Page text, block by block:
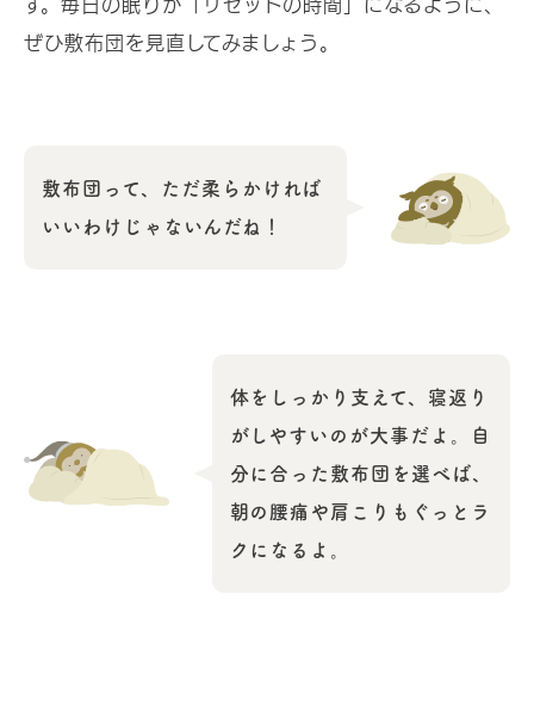
す。毎日の眠りが「リセットの時間」になるように、
ぜひ敷布団を見直してみましょう。
敷布団って、ただ柔らかければ
いいわけじゃないんだね！
体をしっかり支えて、寝返り
がしやすいのが大事だよ。自
分に合った敷布団を選べば、
朝の腰痛や肩こりもぐっとラ
クになるよ。